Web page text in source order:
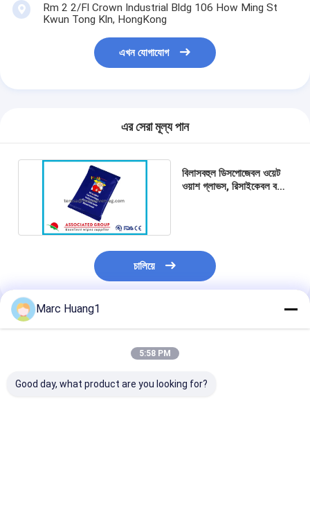
Rm 2 2/Fl Crown Industrial Bldg 106 How Ming St
Kwun Tong Kln, HongKong
এখন যোগাযোগ
এর সেরা মূল্য পান
বিলাসবহুল ডিসপোজেবল ওয়েট
ওয়াশ গ্লাভস, রিসাইকেবল বডি
চালিয়ে
প্রস্তাবিত পণ্য
Marc Huang1
5:58 PM
Good day, what product are you looking for?